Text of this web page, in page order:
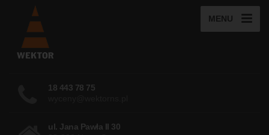
MENU
18 443 78 75
ul. Jana Pawła II 30